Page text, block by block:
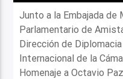
Junto a la Embajada de
Parlamentario de
Dirección de
Internacional de la
Homenaje a Octavio